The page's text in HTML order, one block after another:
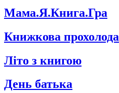
Мама.Я.Книга.Гра
Книжкова прохолода
Літо з книгою
День батька